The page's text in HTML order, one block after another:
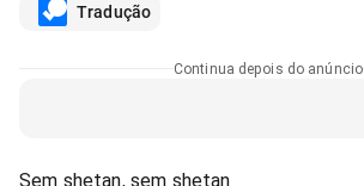
Tradução
Continua depois do anúncio
Sem shetan, sem shetan